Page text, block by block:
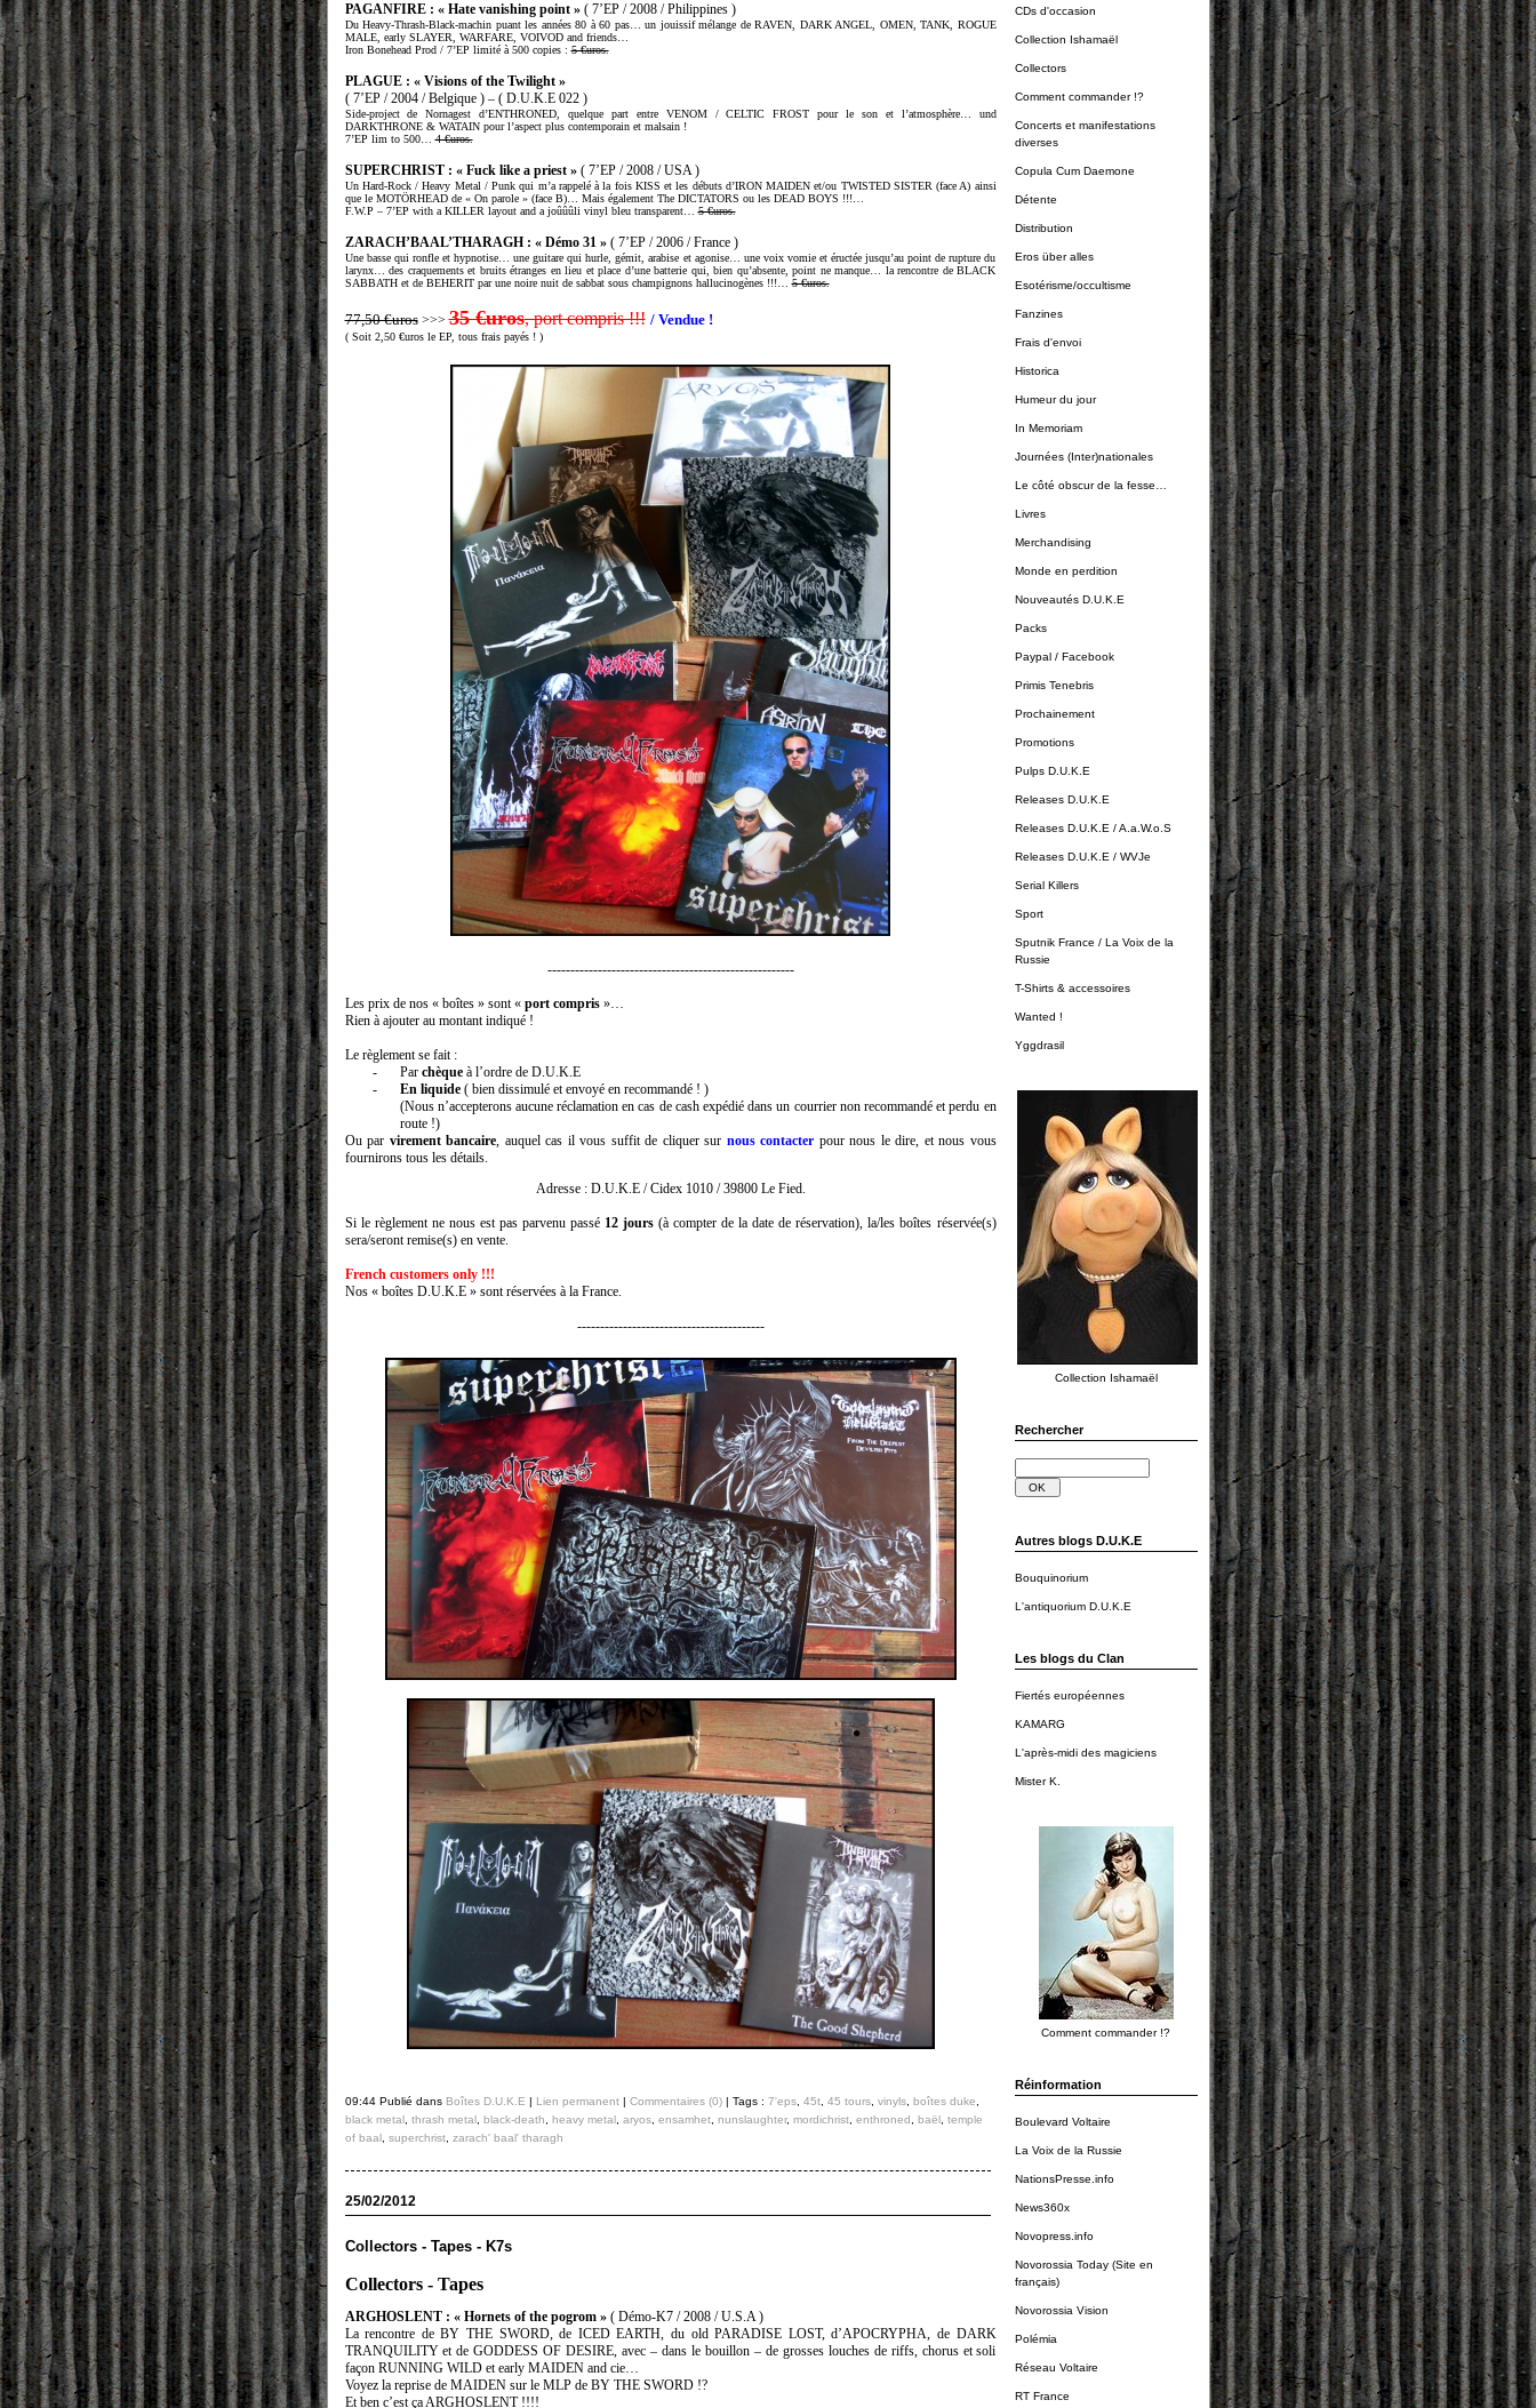
CDs d'occasion
Collection Ishamaël
Collectors
Comment commander !?
Concerts et manifestations
diverses
Copula Cum Daemone
Détente
Distribution
Eros über alles
Esotérisme/occultisme
Fanzines
Frais d'envoi
Historica
Humeur du jour
In Memoriam
Journées (Inter)nationales
Le côté obscur de la fesse…
Livres
Merchandising
Monde en perdition
Nouveautés D.U.K.E
Packs
Paypal / Facebook
Primis Tenebris
Prochainement
Promotions
Pulps D.U.K.E
Releases D.U.K.E
Releases D.U.K.E / A.a.W.o.S
Releases D.U.K.E / WVJe
Serial Killers
Sport
Sputnik France / La Voix de la
Russie
T-Shirts & accessoires
Wanted !
Yggdrasil
Collection Ishamaël
Rechercher
Autres blogs D.U.K.E
Bouquinorium
L'antiquorium D.U.K.E
Les blogs du Clan
Fiertés européennes
KAMARG
L'après-midi des magiciens
Mister K.
Comment commander !?
Réinformation
Boulevard Voltaire
La Voix de la Russie
NationsPresse.info
News360x
Novopress.info
Novorossia Today (Site en
français)
Novorossia Vision
Polémia
Réseau Voltaire
RT France
PAGANFIRE : « Hate vanishing point »( 7’EP / 2008 / Philippines )
Du Heavy-Thrash-Black-machin puant les années 80 à 60 pas… un jouissif mélange de RAVEN, DARK ANGEL, OMEN, TANK, ROGUE
MALE, early SLAYER, WARFARE, VOIVOD and friends…
Iron Bonehead Prod / 7’EP limité à 500 copies :5 €uros.
PLAGUE : « Visions of the Twilight »
( 7’EP / 2004 / Belgique ) – ( D.U.K.E 022 )
Side-project de Nornagest d’ENTHRONED, quelque part entre VENOM / CELTIC FROST pour le son et l’atmosphère… und
DARKTHRONE & WATAIN pour l’aspect plus contemporain et malsain !
7’EP lim to 500…4 €uros.
SUPERCHRIST : « Fuck like a priest »( 7’EP / 2008 / USA )
Un Hard-Rock / Heavy Metal / Punk qui m’a rappelé à la fois KISS et les débuts d’IRON MAIDEN et/ou TWISTED SISTER (face A) ainsi
que le MOTÖRHEAD de « On parole » (face B)… Mais également The DICTATORS ou les DEAD BOYS !!!…
F.W.P – 7’EP with a KILLER layout and a joûûûli vinyl bleu transparent…5 €uros.
ZARACH’BAAL’THARAGH : « Démo 31 »( 7’EP / 2006 / France )
Une basse qui ronfle et hypnotise… une guitare qui hurle, gémit, arabise et agonise… une voix vomie et éructée jusqu’au point de rupture du
larynx… des craquements et bruits étranges en lieu et place d’une batterie qui, bien qu’absente, point ne manque… la rencontre de BLACK
SABBATH et de BEHERIT par une noire nuit de sabbat sous champignons hallucinogènes !!!…5 €uros.
77,50 €uros>>>35 €uros, port compris !!! / Vendue !
( Soit 2,50 €uros le EP, tous frais payés ! )
------------------------------------------------------
Les prix de nos « boîtes » sont « port compris»…
Rien à ajouter au montant indiqué !
Le règlement se fait :
-
Parchèqueà l’ordre de D.U.K.E
-
En liquide( bien dissimulé et envoyé en recommandé ! )
(Nous n’accepterons aucune réclamation en cas de cash expédié dans un courrier non recommandé et perdu en
route !)
Ou par virement bancaire, auquel cas il vous suffit de cliquer sur nous contacter pour nous le dire, et nous vous
fournirons tous les détails.
Adresse : D.U.K.E / Cidex 1010 / 39800 Le Fied.
Si le règlement ne nous est pas parvenu passé 12 jours (à compter de la date de réservation), la/les boîtes réservée(s)
sera/seront remise(s) en vente.
French customers only !!!
Nos « boîtes D.U.K.E » sont réservées à la France.
-----------------------------------------
09:44 Publié dans Boîtes D.U.K.E Lien permanent| Commentaires (0)| Tags : 7'eps, 45t, 45 tours, vinyls, boîtes duke,
black metal , thrash metal , black-death, heavy metal , aryos, ensamhet, nunslaughter, mordichrist, enthroned , baël , temple
of baal , superchrist, zarach' baal' tharagh
25/02/2012
Collectors - Tapes - K7s
Collectors - Tapes
ARGHOSLENT : « Hornets of the pogrom » ( Démo-K7 / 2008 / U.S.A )
La rencontre de BY THE SWORD, de ICED EARTH, du old PARADISE LOST, d’APOCRYPHA, de DARK
TRANQUILITY et de GODDESS OF DESIRE, avec – dans le bouillon – de grosses louches de riffs, chorus et soli
façon RUNNING WILD et early MAIDEN and cie…
Voyez la reprise de MAIDEN sur le MLP de BY THE SWORD !?
Et ben c’est ça ARGHOSLENT !!!!